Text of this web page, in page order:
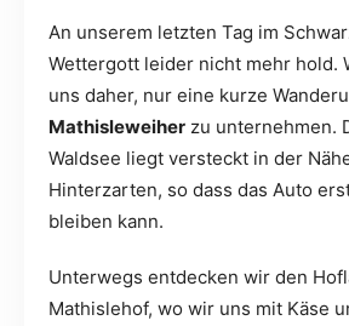
An unserem letzten Tag im
Wettergott leider nicht mehr hold.
uns daher, nur eine kurze
Mathisleweiher zu unternehmen.
Waldsee liegt versteckt in der
Hinterzarten, so dass das Auto
bleiben kann.
Unterwegs entdecken wir den
Mathislehof, wo wir uns mit Käse